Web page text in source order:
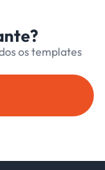
os templates